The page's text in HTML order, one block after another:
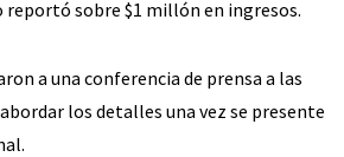
sobre $1 millón en ingresos.
a una conferencia de prensa a las
los detalles una vez se presente